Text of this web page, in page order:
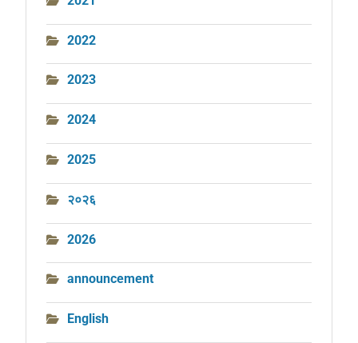
2022
2023
2024
2025
२०२६
2026
announcement
English